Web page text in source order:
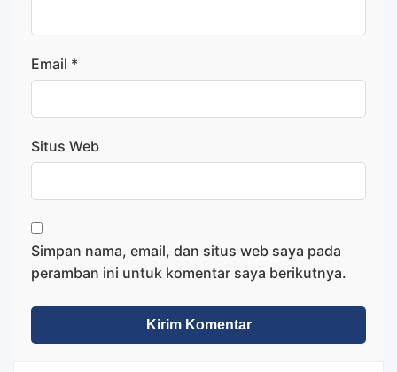
Email *
Situs Web
Simpan nama, email, dan situs web saya pada
peramban ini untuk komentar saya berikutnya.